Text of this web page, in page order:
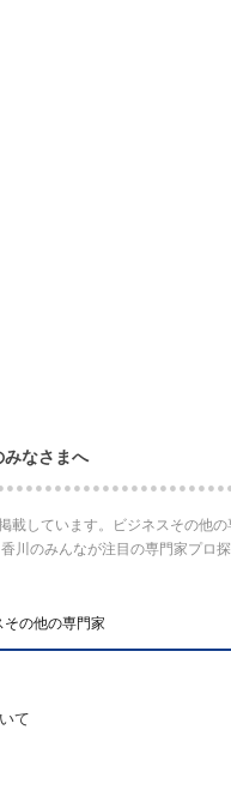
みなさまへ
しています。ビジネスその他
のみんなが注目の専門家プロ
の他の専門家
て